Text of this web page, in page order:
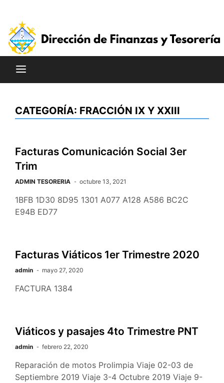
contenido
CATEGORÍA: FRACCIÓN IX Y XXIII
Facturas Comunicación Social 3er
Trim
ADMIN TESORERIA octubre 13, 2021
1BFB 1D30 8D95 1301 A077 A128 A586 BC2C
E94B ED77
Facturas Viáticos 1er Trimestre 2020
admin mayo 27, 2020
FACTURA 1384
Viáticos y pasajes 4to Trimestre PNT
admin febrero 22, 2020
Reparación de motos Prolimpia Viaje 02-03 de
Septiembre 2019 Viaje 3-4 Octubre 2019 Viaje 9-